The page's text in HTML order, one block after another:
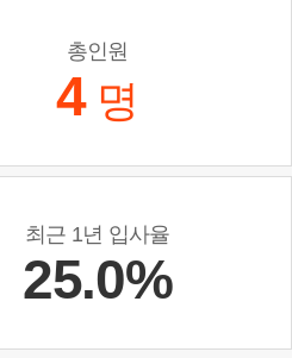
총인원
4 명
최근 1년 입사율
25.0%